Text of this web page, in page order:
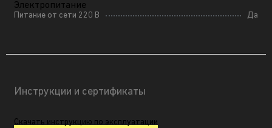
Электропитание
Питание от сети 220 В Да
Инструкции и сертификаты
Скачать инструкцию по эксплуатации